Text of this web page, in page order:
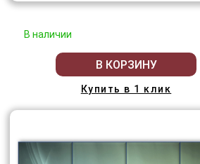
В наличии
В КОРЗИНУ
Купить в 1 клик